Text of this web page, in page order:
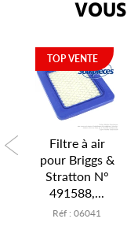
Filtre à air
pour Briggs &
Stratton N°
491588,...
Réf : 06041
TOP VENTE